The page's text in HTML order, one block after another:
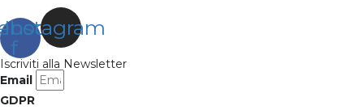
f
Instagram
Iscriviti alla Newsletter
Email
GDPR